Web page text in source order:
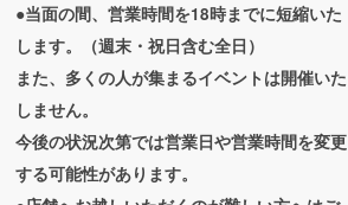
●当面の間、営業時間を18時までに短縮いた
します。（週末・祝日含む全日）
また、多くの人が集まるイベントは開催いた
しません。
今後の状況次第では営業日や営業時間を変更
する可能性があります。